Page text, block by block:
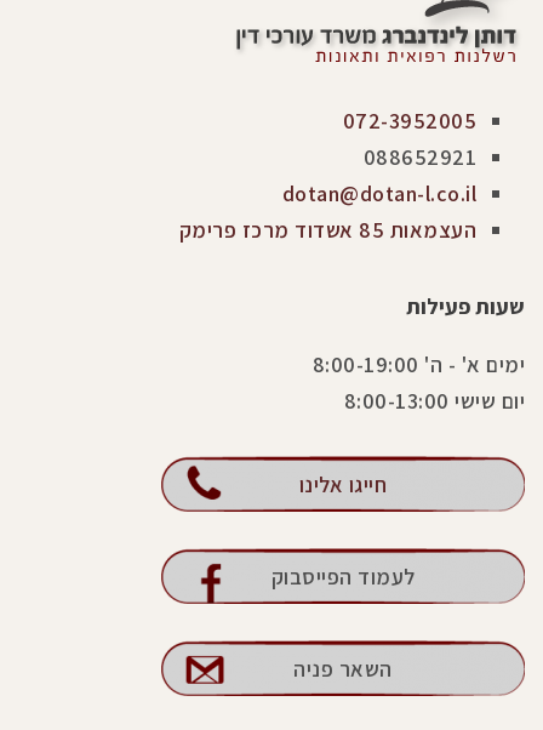
072-3952005
088652921
dotan@dotan-l.co.il
העצמאות 85 אשדוד מרכז פרימק
שעות פעילות
ימים א' - ה' 8:00-19:00
יום שישי 8:00-13:00
חייגו אלינו
לעמוד הפייסבוק
השאר פניה